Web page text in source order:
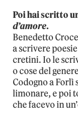
Poi hai scritto
d’amore.
Benedetto
a scrivere
cretini. Io le
o cose del
Codogno a Forlì
limonare, e poi
che facevo in